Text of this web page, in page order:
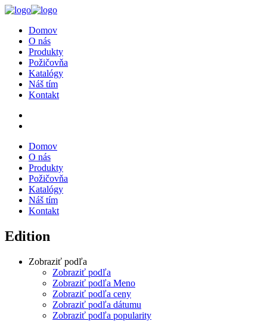
Domov
O nás
Produkty
Požičovňa
Katalógy
Náš tím
Kontakt
Domov
O nás
Produkty
Požičovňa
Katalógy
Náš tím
Kontakt
Edition
Zobraziť podľa
Zobraziť podľa
Zobraziť podľa Meno
Zobraziť podľa ceny
Zobraziť podľa dátumu
Zobraziť podľa popularity